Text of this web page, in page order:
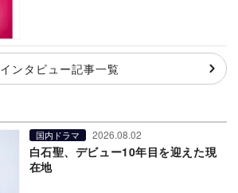
インタビュー記事一覧
国内ドラマ 2026.08.02
白石聖、デビュー10年目を迎えた現
在地